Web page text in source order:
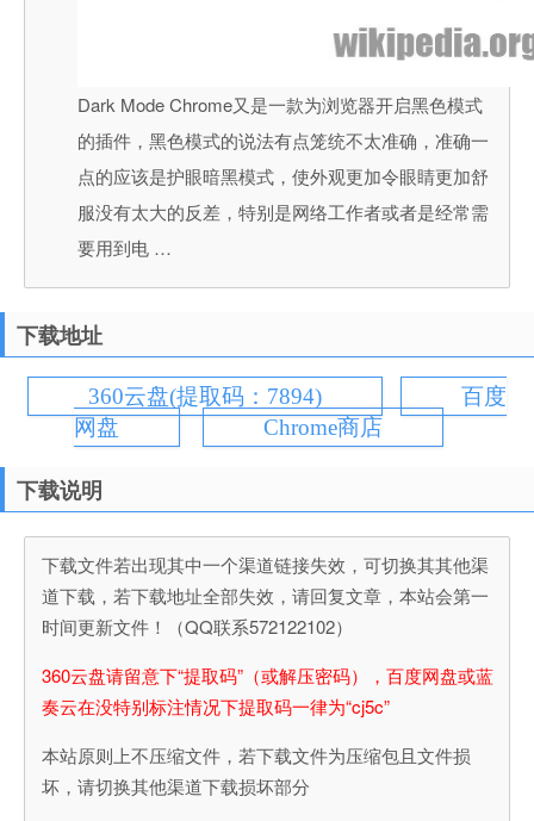
Dark Mode Chrome又是一款为浏览器开启黑色模式
的插件，黑色模式的说法有点笼统不太准确，准确一
点的应该是护眼暗黑模式，使外观更加令眼睛更加舒
服没有太大的反差，特别是网络工作者或者是经常需
要用到电 …
下载地址
360云盘(提取码：7894)
百度
网盘
Chrome商店
下载说明
下载文件若出现其中一个渠道链接失效，可切换其其他渠
道下载，若下载地址全部失效，请回复文章，本站会第一
时间更新文件！（QQ联系572122102）
360云盘请留意下“提取码”（或解压密码），百度网盘或蓝
奏云在没特别标注情况下提取码一律为“cj5c”
本站原则上不压缩文件，若下载文件为压缩包且文件损
坏，请切换其他渠道下载损坏部分